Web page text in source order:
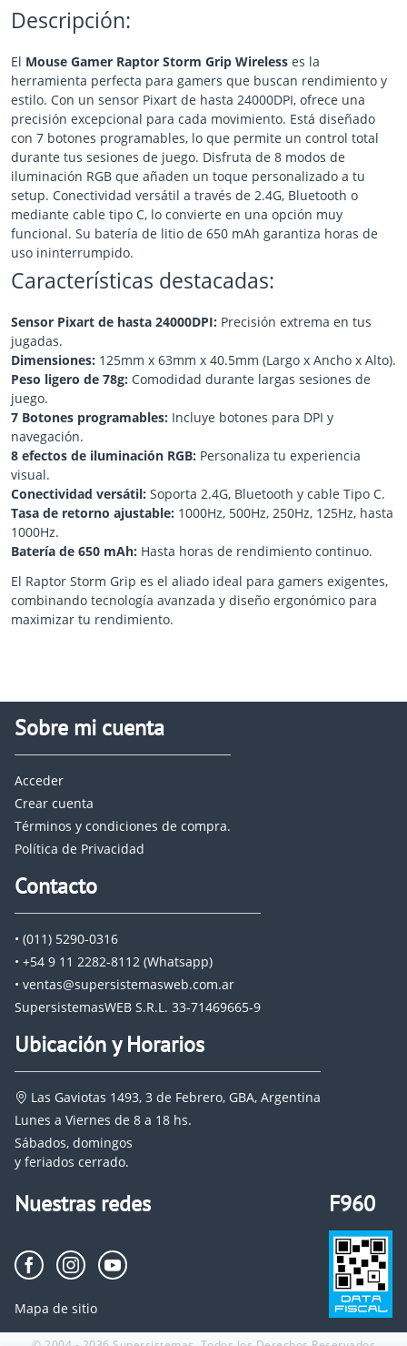
Descripción:
El Mouse Gamer Raptor Storm Grip Wireless es la
herramienta perfecta para gamers que buscan rendimiento y
estilo. Con un sensor Pixart de hasta 24000DPI, ofrece una
precisión excepcional para cada movimiento. Está diseñado
con 7 botones programables, lo que permite un control total
durante tus sesiones de juego. Disfruta de 8 modos de
iluminación RGB que añaden un toque personalizado a tu
setup. Conectividad versátil a través de 2.4G, Bluetooth o
mediante cable tipo C, lo convierte en una opción muy
funcional. Su batería de litio de 650 mAh garantiza horas de
uso ininterrumpido.
Características destacadas:
Sensor Pixart de hasta 24000DPI: Precisión extrema en tus
jugadas.
Dimensiones: 125mm x 63mm x 40.5mm (Largo x Ancho x Alto).
Peso ligero de 78g: Comodidad durante largas sesiones de
juego.
7 Botones programables: Incluye botones para DPI y
navegación.
8 efectos de iluminación RGB: Personaliza tu experiencia
visual.
Conectividad versátil: Soporta 2.4G, Bluetooth y cable Tipo C.
Tasa de retorno ajustable: 1000Hz, 500Hz, 250Hz, 125Hz, hasta
1000Hz.
Batería de 650 mAh: Hasta horas de rendimiento continuo.
El Raptor Storm Grip es el aliado ideal para gamers exigentes,
combinando tecnología avanzada y diseño ergonómico para
maximizar tu rendimiento.
Sobre mi cuenta
Acceder
Crear cuenta
Términos y condiciones de compra.
Política de Privacidad
Contacto
• (011) 5290-0316
• +54 9 11 2282-8112 (Whatsapp)
• ventas@supersistemasweb.com.ar
SupersistemasWEB S.R.L. 33-71469665-9
Ubicación y Horarios
Las Gaviotas 1493, 3 de Febrero, GBA, Argentina
Lunes a Viernes de 8 a 18 hs.
Sábados, domingos
y feriados cerrado.
Nuestras redes
Mapa de sitio
F960